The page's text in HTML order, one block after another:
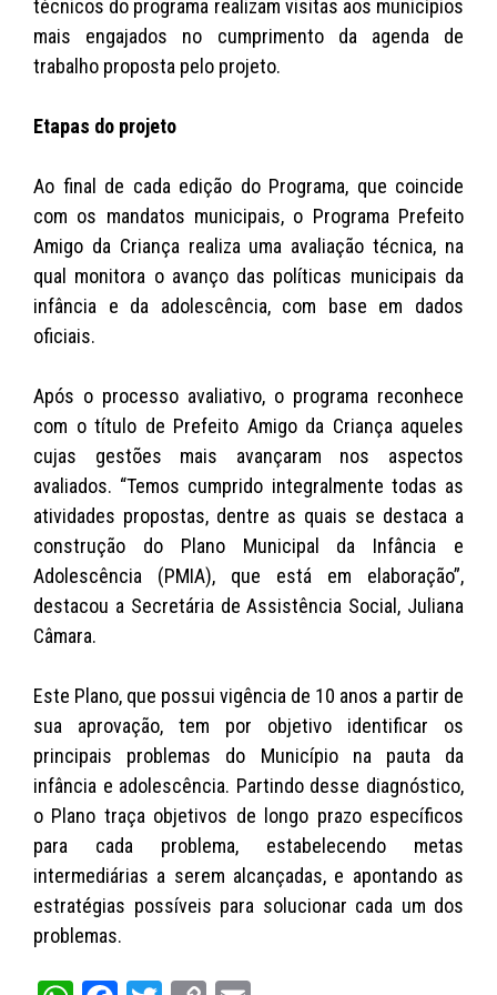
técnicos do programa realizam visitas aos municípios
mais engajados no cumprimento da agenda de
trabalho proposta pelo projeto.
Etapas do projeto
Ao final de cada edição do Programa, que coincide
com os mandatos municipais, o Programa Prefeito
Amigo da Criança realiza uma avaliação técnica, na
qual monitora o avanço das políticas municipais da
infância e da adolescência, com base em dados
oficiais.
Após o processo avaliativo, o programa reconhece
com o título de Prefeito Amigo da Criança aqueles
cujas gestões mais avançaram nos aspectos
avaliados. “Temos cumprido integralmente todas as
atividades propostas, dentre as quais se destaca a
construção do Plano Municipal da Infância e
Adolescência (PMIA), que está em elaboração”,
destacou a Secretária de Assistência Social, Juliana
Câmara.
Este Plano, que possui vigência de 10 anos a partir de
sua aprovação, tem por objetivo identificar os
principais problemas do Município na pauta da
infância e adolescência. Partindo desse diagnóstico,
o Plano traça objetivos de longo prazo específicos
para cada problema, estabelecendo metas
intermediárias a serem alcançadas, e apontando as
estratégias possíveis para solucionar cada um dos
problemas.